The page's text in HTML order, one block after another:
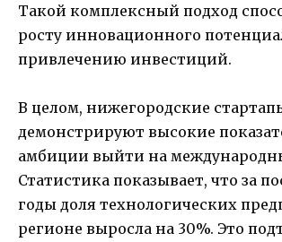
Такой комплексный подход
росту инновационного
привлечению инвестиций.
В целом, нижегородские
демонстрируют высокие
амбиции выйти на
Статистика показывает, что за
годы доля технологических
регионе выросла на 30%. Это